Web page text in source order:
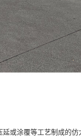
或涂覆等工艺制成的